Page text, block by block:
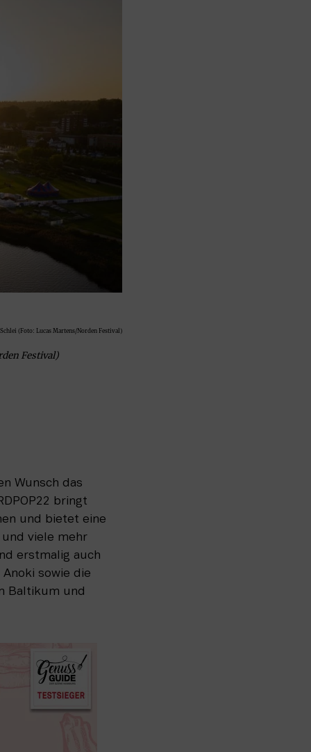
(Foto: Lucas Martens/Norden Festival)
Festival)
Wunsch das
bringt
und bietet eine
viele mehr
erstmalig auch
sowie die
Baltikum und